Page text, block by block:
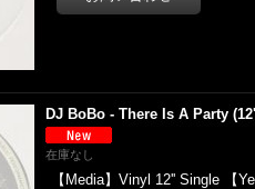
DJ BoBo - There Is A Party
在庫なし
【Media】Vinyl 12'' Single 【